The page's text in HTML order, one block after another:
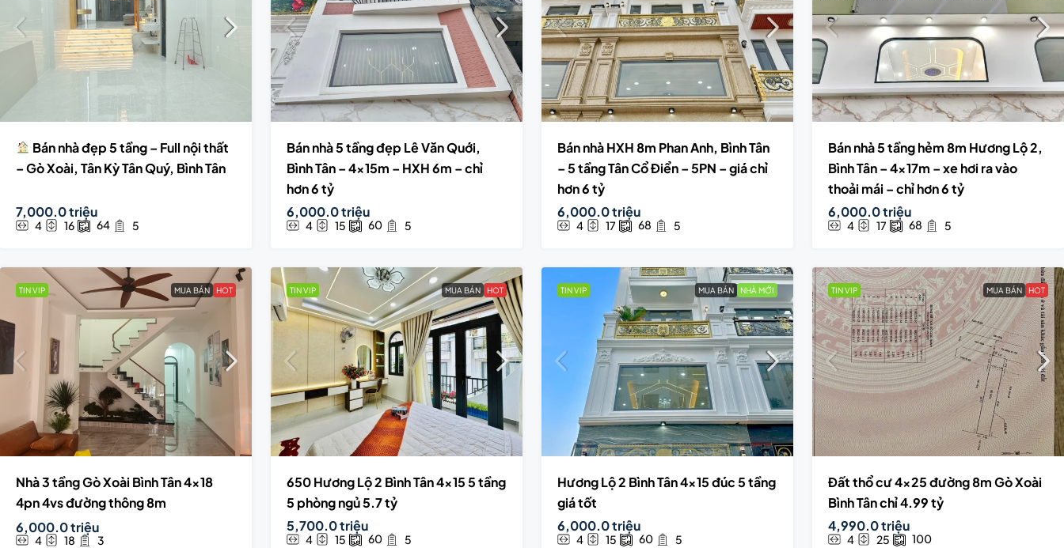
Bán nhà đẹp 5 tầng – Full nội thất
– Gò Xoài, Tân Kỳ Tân Quý, Bình Tân
7,000.0 triệu
4 16 64 5
Bán nhà 5 tầng đẹp Lê Văn Quới,
Bình Tân – 4x15m – HXH 6m – chỉ
hơn 6 tỷ
6,000.0 triệu
4 15 60 5
Bán nhà HXH 8m Phan Anh, Bình Tân
– 5 tầng Tân Cổ Điển – 5PN – giá chỉ
hơn 6 tỷ
6,000.0 triệu
4 17 68 5
Bán nhà 5 tầng hẻm 8m Hương Lộ 2,
Bình Tân – 4x17m – xe hơi ra vào
thoải mái – chỉ hơn 6 tỷ
6,000.0 triệu
4 17 68 5
TIN VIP MUA BÁN HOT
Nhà 3 tầng Gò Xoài Bình Tân 4×18
4pn 4vs đường thông 8m
6,000.0 triệu
4 18 3
TIN VIP MUA BÁN HOT
650 Hương Lộ 2 Bình Tân 4×15 5 tầng
5 phòng ngủ 5.7 tỷ
5,700.0 triệu
4 15 60 5
TIN VIP MUA BÁN NHÀ MỚI
Hương Lộ 2 Bình Tân 4×15 đúc 5 tầng
giá tốt
6,000.0 triệu
4 15 60 5
TIN VIP MUA BÁN HOT
Đất thổ cư 4×25 đường 8m Gò Xoài
Bình Tân chỉ 4.99 tỷ
4,990.0 triệu
4 25 100